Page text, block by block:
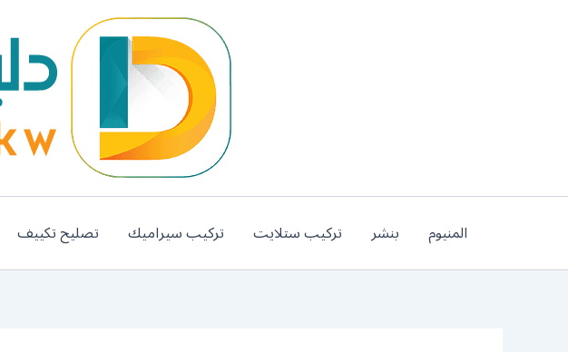
المنيوم بنشر تركيب ستلايت تركيب سيراميك تصليح تكييف